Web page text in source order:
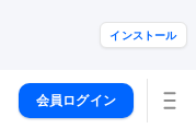
インストール
会員ログイン